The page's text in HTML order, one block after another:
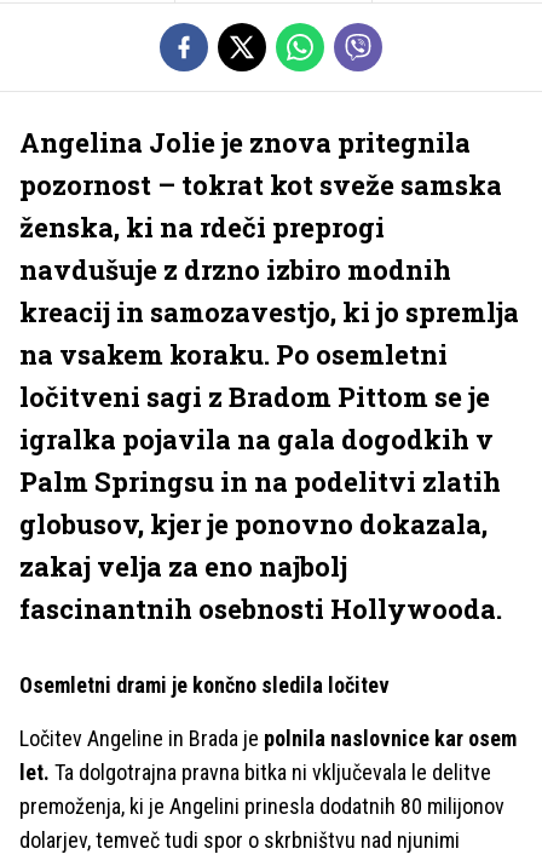
Angelina Jolie je znova pritegnila
pozornost – tokrat kot sveže samska
ženska, ki na rdeči preprogi
navdušuje z drzno izbiro modnih
kreacij in samozavestjo, ki jo spremlja
na vsakem koraku. Po osemletni
ločitveni sagi z Bradom Pittom se je
igralka pojavila na gala dogodkih v
Palm Springsu in na podelitvi zlatih
globusov, kjer je ponovno dokazala,
zakaj velja za eno najbolj
fascinantnih osebnosti Hollywooda.
Osemletni drami je končno sledila ločitev
Ločitev Angeline in Brada je polnila naslovnice kar osem
let. Ta dolgotrajna pravna bitka ni vključevala le delitve
premoženja, ki je Angelini prinesla dodatnih 80 milijonov
dolarjev, temveč tudi spor o skrbništvu nad njunimi